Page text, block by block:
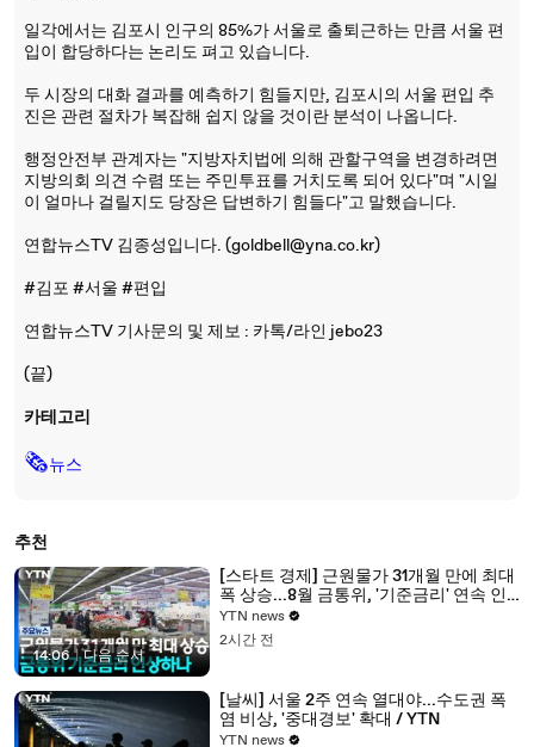
일각에서는 김포시 인구의 85%가 서울로 출퇴근하는 만큼 서울 편
입이 합당하다는 논리도 펴고 있습니다.
두 시장의 대화 결과를 예측하기 힘들지만, 김포시의 서울 편입 추
진은 관련 절차가 복잡해 쉽지 않을 것이란 분석이 나옵니다.
행정안전부 관계자는 "지방자치법에 의해 관할구역을 변경하려면
지방의회 의견 수렴 또는 주민투표를 거치도록 되어 있다"며 "시일
이 얼마나 걸릴지도 당장은 답변하기 힘들다"고 말했습니다.
연합뉴스TV 김종성입니다. (goldbell@yna.co.kr)
#김포 #서울 #편입
연합뉴스TV 기사문의 및 제보 : 카톡/라인 jebo23
(끝)
카테고리
🗞뉴스
추천
14:06 | 다음 순서
[스타트 경제] 근원물가 31개월 만에 최대
폭 상승...8월 금통위, '기준금리' 연속 인
상하나 / YTN
YTN news
2시간 전
[날씨] 서울 2주 연속 열대야...수도권 폭
염 비상, '중대경보' 확대 / YTN
YTN news